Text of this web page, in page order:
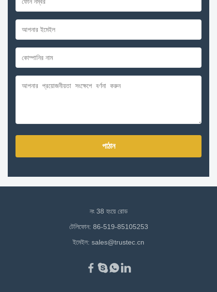
পাঠান
নং 38 হংয়ে রোড
টেলিফোন: 86-519-85105253
ইমেইল: sales@trustec.cn